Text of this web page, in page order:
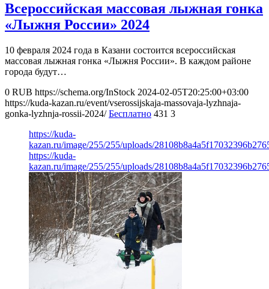
Всероссийская массовая лыжная гонка
«Лыжня России» 2024
10 февраля 2024 года в Казани состоится всероссийская
массовая лыжная гонка «Лыжня России». В каждом районе
города будут…
0 RUB https://schema.org/InStock 2024-02-05T20:25:00+03:00
https://kuda-kazan.ru/event/vserossijskaja-massovaja-lyzhnaja-
gonka-lyzhnja-rossii-2024/ Бесплатно 431 3
https://kuda-
kazan.ru/image/255/255/uploads/
https://kuda-
kazan.ru/image/255/255/uploads/